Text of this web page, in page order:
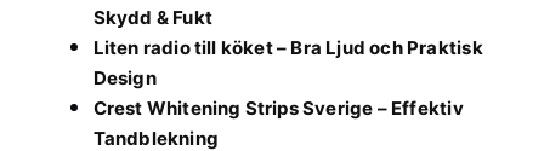
Skydd & Fukt
Liten radio till köket – Bra Ljud och Praktisk
Design
Crest Whitening Strips Sverige – Effektiv
Tandblekning